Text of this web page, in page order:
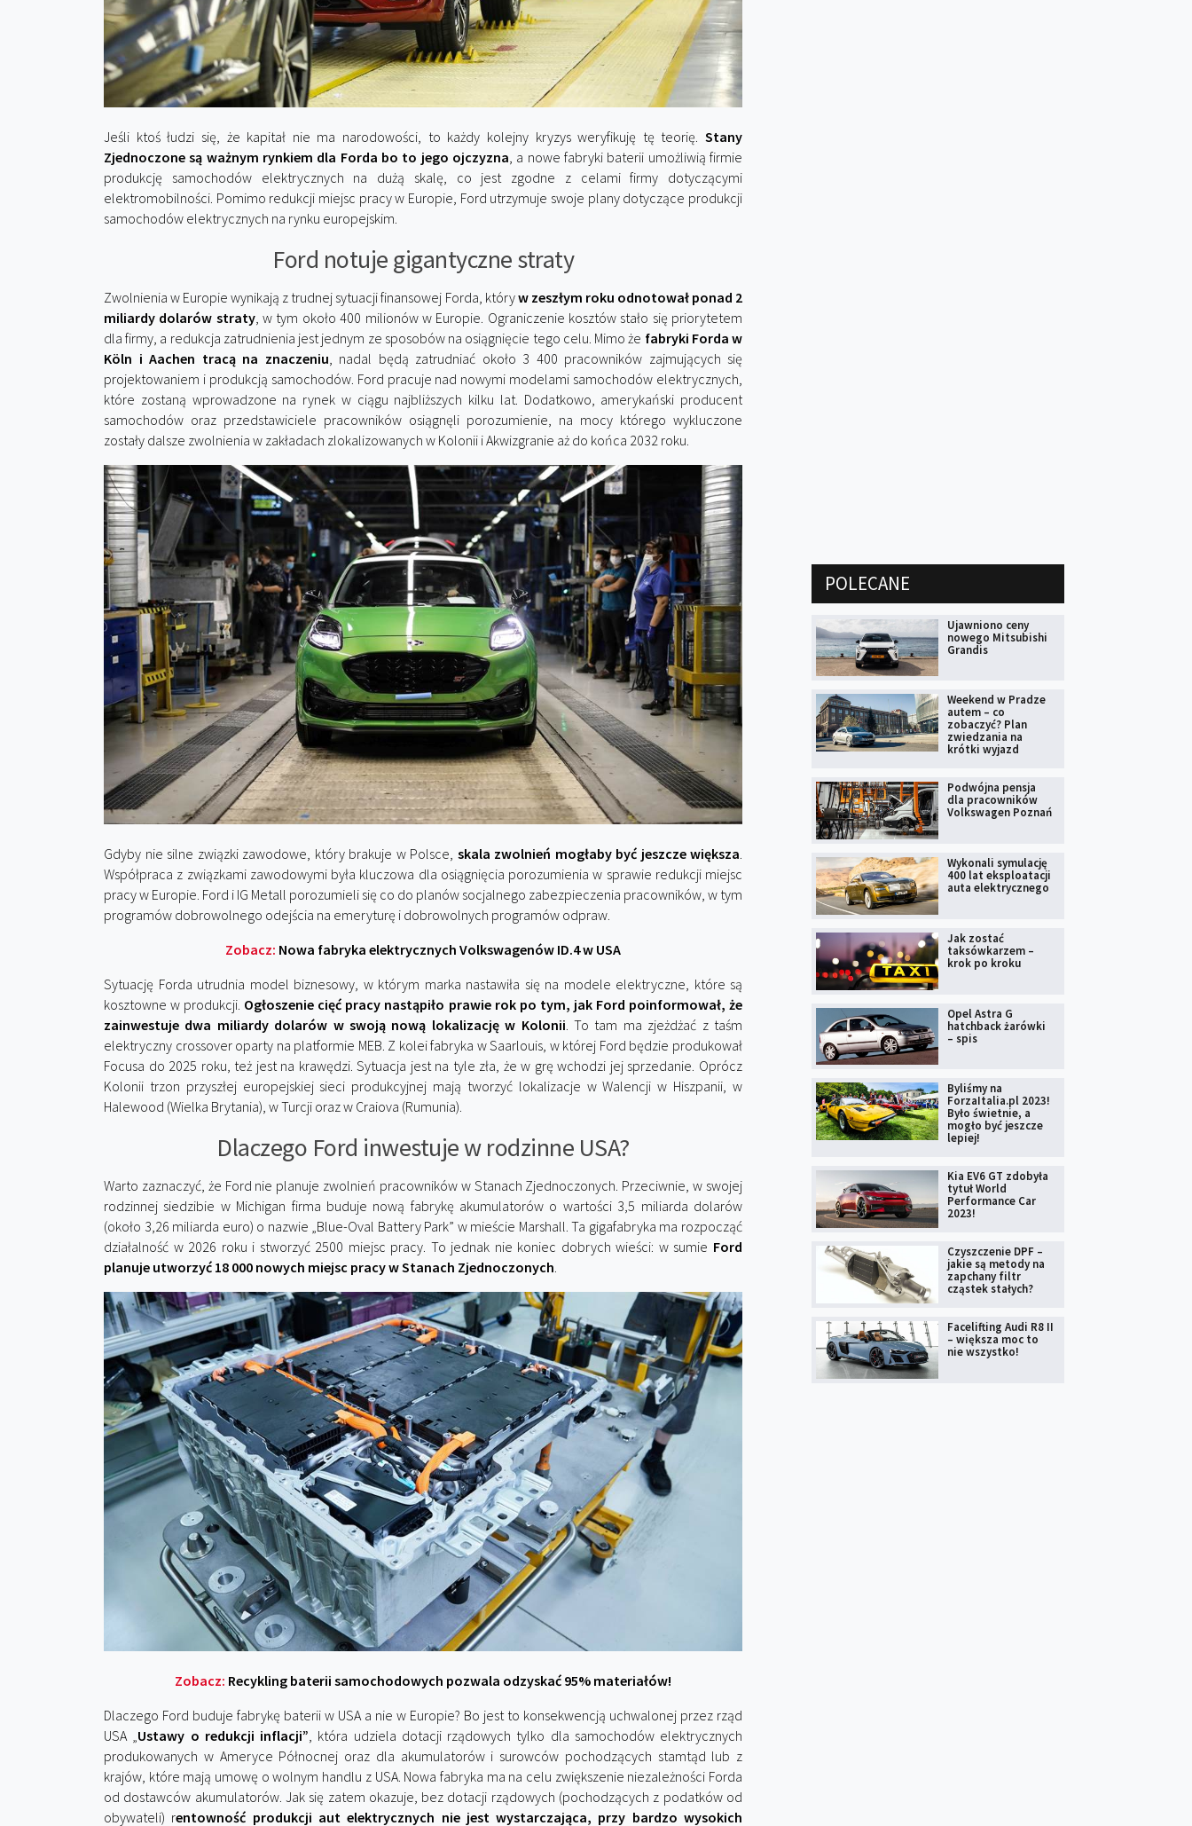
Jeśli ktoś łudzi się, że kapitał nie ma narodowości, to każdy kolejny kryzys weryfikuję tę teorię. Stany
Zjednoczone są ważnym rynkiem dla Forda bo to jego ojczyzna, a nowe fabryki baterii umożliwią firmie
produkcję samochodów elektrycznych na dużą skalę, co jest zgodne z celami firmy dotyczącymi
elektromobilności. Pomimo redukcji miejsc pracy w Europie, Ford utrzymuje swoje plany dotyczące produkcji
samochodów elektrycznych na rynku europejskim.
Ford notuje gigantyczne straty
Zwolnienia w Europie wynikają z trudnej sytuacji finansowej Forda, któryw zeszłym roku odnotował ponad 2
miliardy dolarów straty, w tym około 400 milionów w Europie. Ograniczenie kosztów stało się priorytetem
dla firmy, a redukcja zatrudnienia jest jednym ze sposobów na osiągnięcie tego celu. Mimo że fabryki Forda w
Köln i Aachen tracą na znaczeniu, nadal będą zatrudniać około 3 400 pracowników zajmujących się
projektowaniem i produkcją samochodów. Ford pracuje nad nowymi modelami samochodów elektrycznych,
które zostaną wprowadzone na rynek w ciągu najbliższych kilku lat. Dodatkowo, amerykański producent
samochodów oraz przedstawiciele pracowników osiągnęli porozumienie, na mocy którego wykluczone
zostały dalsze zwolnienia w zakładach zlokalizowanych w Kolonii i Akwizgranie aż do końca 2032 roku.
Gdyby nie silne związki zawodowe, który brakuje w Polsce, skala zwolnień mogłaby być jeszcze większa.
Współpraca z związkami zawodowymi była kluczowa dla osiągnięcia porozumienia w sprawie redukcji miejsc
pracy w Europie. Ford i IG Metall porozumieli się co do planów socjalnego zabezpieczenia pracowników, w tym
programów dobrowolnego odejścia na emeryturę i dobrowolnych programów odpraw.
Zobacz: Nowa fabryka elektrycznych Volkswagenów ID.4 w USA
Sytuację Forda utrudnia model biznesowy, w którym marka nastawiła się na modele elektryczne, które są
kosztowne w produkcji. Ogłoszenie cięć pracy nastąpiło prawie rok po tym, jak Ford poinformował, że
zainwestuje dwa miliardy dolarów w swoją nową lokalizację w Kolonii. To tam ma zjeżdżać z taśm
elektryczny crossover oparty na platformie MEB. Z kolei fabryka w Saarlouis, w której Ford będzie produkował
Focusa do 2025 roku, też jest na krawędzi. Sytuacja jest na tyle zła, że w grę wchodzi jej sprzedanie. Oprócz
Kolonii trzon przyszłej europejskiej sieci produkcyjnej mają tworzyć lokalizacje w Walencji w Hiszpanii, w
Halewood (Wielka Brytania), w Turcji oraz w Craiova (Rumunia).
Dlaczego Ford inwestuje w rodzinne USA?
Warto zaznaczyć, że Ford nie planuje zwolnień pracowników w Stanach Zjednoczonych. Przeciwnie, w swojej
rodzinnej siedzibie w Michigan firma buduje nową fabrykę akumulatorów o wartości 3,5 miliarda dolarów
(około 3,26 miliarda euro) o nazwie „Blue-Oval Battery Park” w mieście Marshall. Ta gigafabryka ma rozpocząć
działalność w 2026 roku i stworzyć 2500 miejsc pracy. To jednak nie koniec dobrych wieści: w sumie Ford
planuje utworzyć 18 000 nowych miejsc pracy w Stanach Zjednoczonych.
Zobacz: Recykling baterii samochodowych pozwala odzyskać 95% materiałów!
Dlaczego Ford buduje fabrykę baterii w USA a nie w Europie? Bo jest to konsekwencją uchwalonej przez rząd
USA „Ustawy o redukcji inflacji”, która udziela dotacji rządowych tylko dla samochodów elektrycznych
produkowanych w Ameryce Północnej oraz dla akumulatorów i surowców pochodzących stamtąd lub z
krajów, które mają umowę o wolnym handlu z USA. Nowa fabryka ma na celu zwiększenie niezależności Forda
od dostawców akumulatorów. Jak się zatem okazuje, bez dotacji rządowych (pochodzących z podatków od
obywateli) rentowność produkcji aut elektrycznych nie jest wystarczająca, przy bardzo wysokich
POLECANE
Ujawniono ceny
nowego Mitsubishi
Grandis
Weekend w Pradze
autem – co
zobaczyć? Plan
zwiedzania na
krótki wyjazd
Podwójna pensja
dla pracowników
Volkswagen Poznań
Wykonali symulację
400 lat eksploatacji
auta elektrycznego
Jak zostać
taksówkarzem –
krok po kroku
Opel Astra G
hatchback żarówki
– spis
Byliśmy na
ForzaItalia.pl 2023!
Było świetnie, a
mogło być jeszcze
lepiej!
Kia EV6 GT zdobyła
tytuł World
Performance Car
2023!
Czyszczenie DPF –
jakie są metody na
zapchany filtr
cząstek stałych?
Facelifting Audi R8 II
– większa moc to
nie wszystko!